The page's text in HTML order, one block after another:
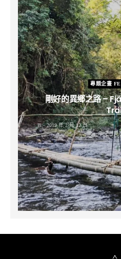
專題企畫
剛好的異鄉之路 –
B 2019 年 2 月 12 日